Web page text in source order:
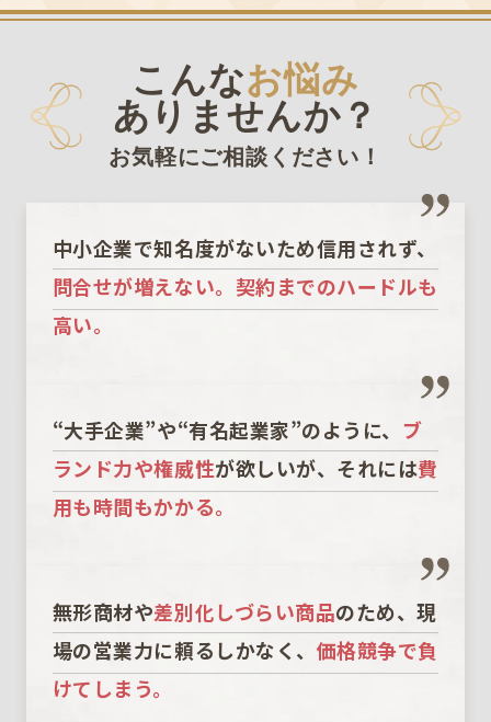
こんなお悩み
ありませんか？
お気軽にご相談ください！
中小企業で知名度がないため信用されず、
問合せが増えない。契約までのハードルも
高い。
“大手企業”や“有名起業家”のように、 ブ
ランド力や権威性が欲しいが、それには費
用も時間もかかる。
無形商材や差別化しづらい商品のため、現
場の営業力に頼るしかなく、 価格競争で負
けてしまう。